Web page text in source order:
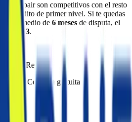
Repair son competitivos con el resto
de crédito de primer nivel. Si te quedas
promedio de 6 meses de disputa, el
de
$553.
Credit Repair?
días · Consulta gratuita